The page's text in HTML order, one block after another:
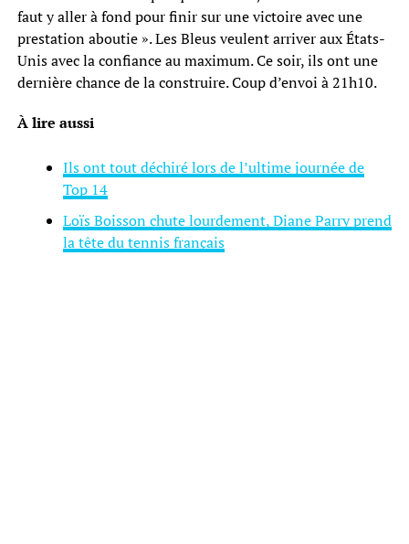
faut y aller à fond pour finir sur une victoire avec une
prestation aboutie ». Les Bleus veulent arriver aux États-
Unis avec la confiance au maximum. Ce soir, ils ont une
dernière chance de la construire. Coup d’envoi à 21h10.
À lire aussi
Ils ont tout déchiré lors de l’ultime journée de
Top 14
Loïs Boisson chute lourdement, Diane Parry prend
la tête du tennis français